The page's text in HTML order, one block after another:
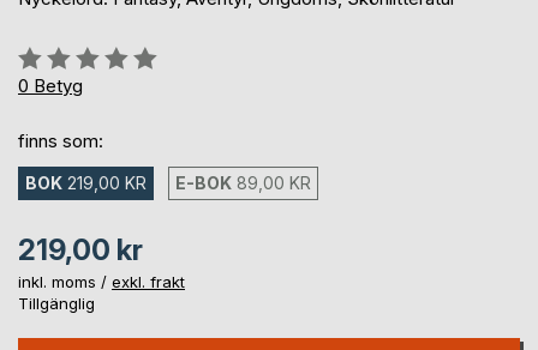
Betyg::
0%
0 Betyg
finns som:
BOK 219,00 KR E-BOK 89,00 KR
219,00 kr
inkl. moms / exkl. frakt
Tillgänglig